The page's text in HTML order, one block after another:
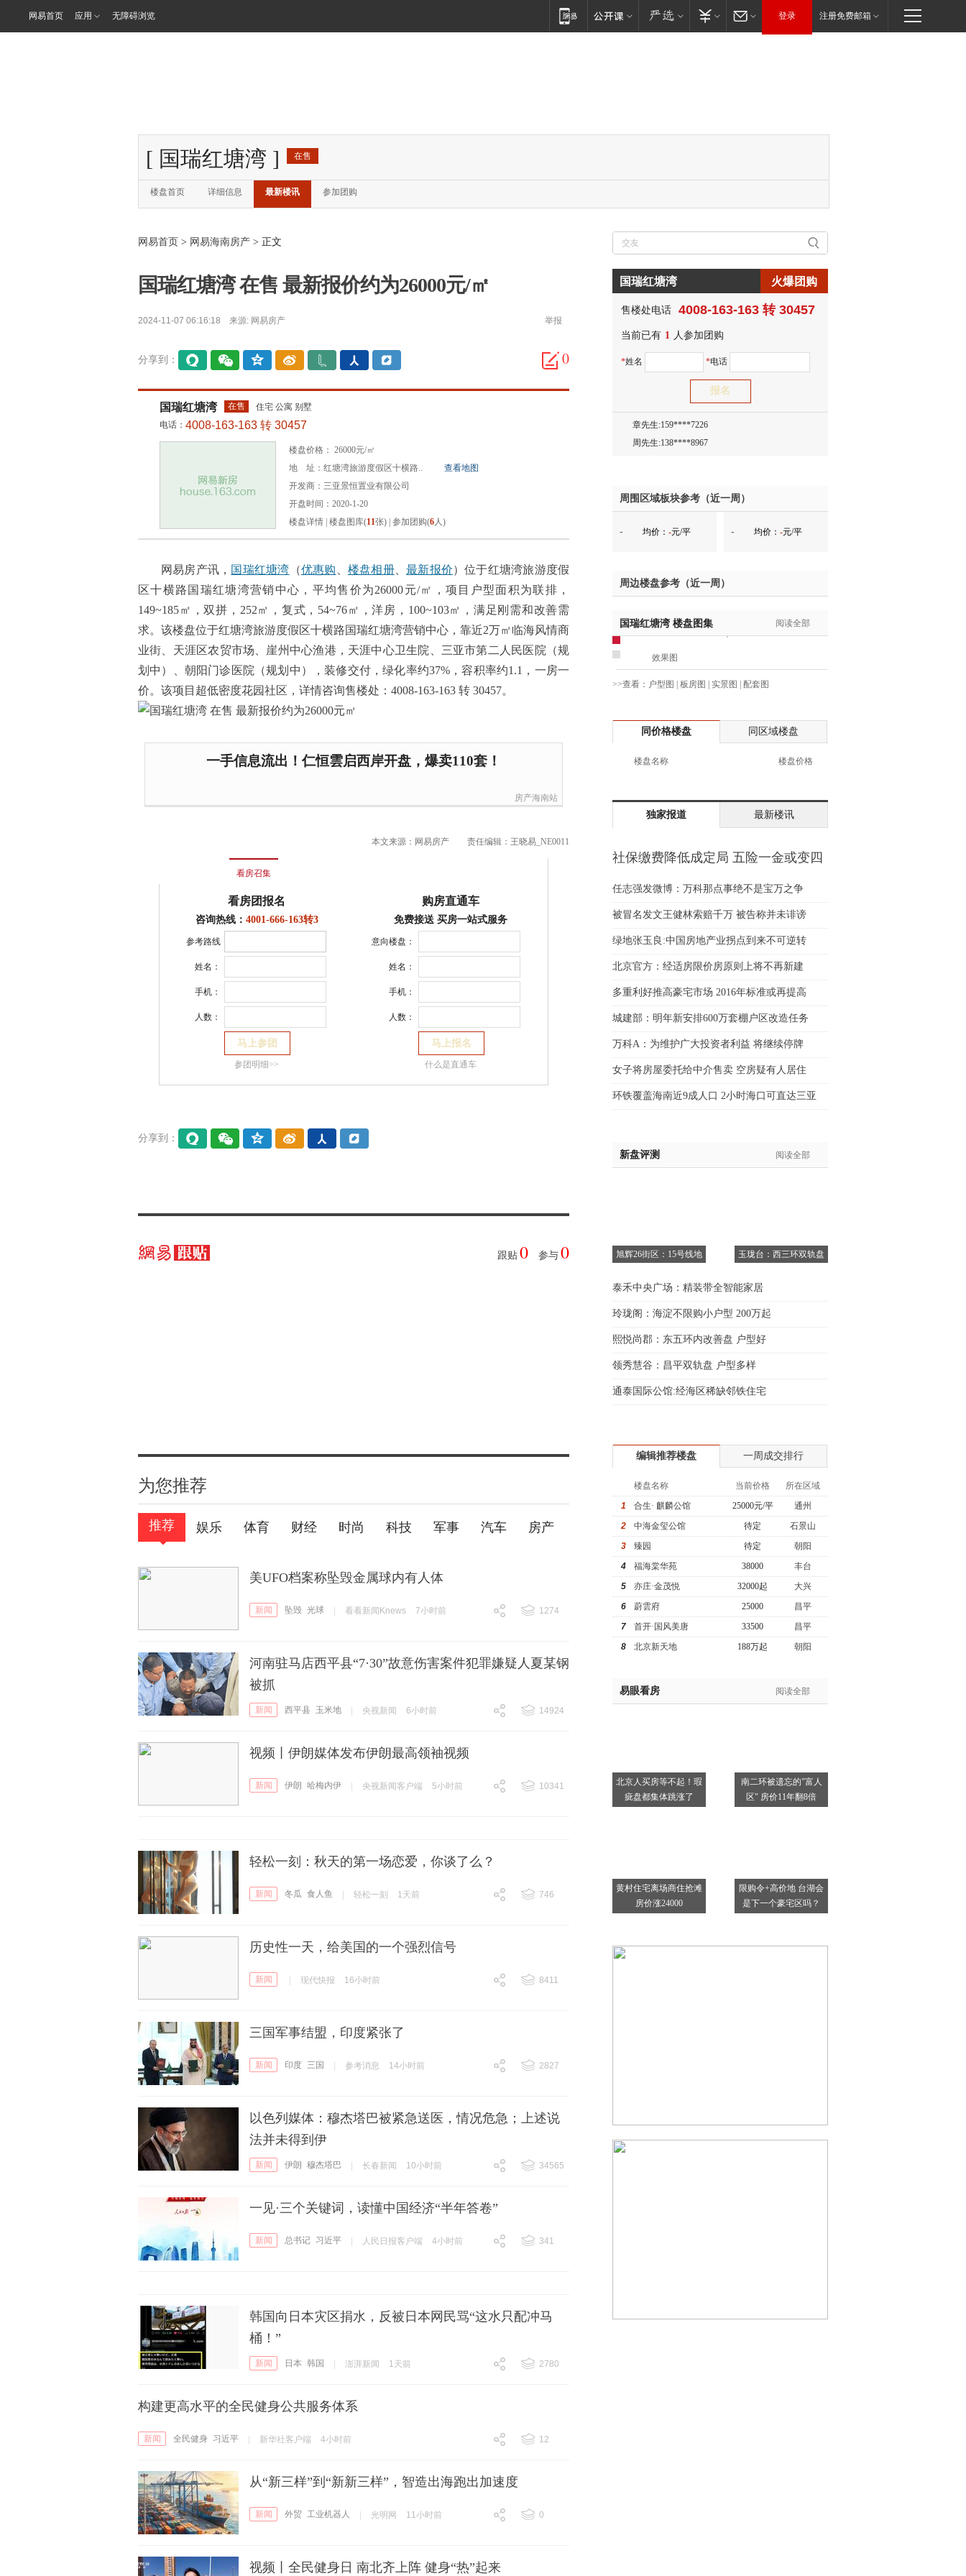
网易首页 应用 无障碍浏览 登录 注册免费邮箱
[ 国瑞红塘湾 ] 在售
楼盘首页 详细信息 最新楼讯 参加团购
网易首页 > 网易海南房产 > 正文
国瑞红塘湾 在售 最新报价约为26000元/㎡
2024-11-07 06:16:18 来源: 网易房产 举报
0
分享到：
间
国瑞红塘湾 在售
住宅 公寓 别墅
电话： 4008-163-163 转 30457
楼盘价格： 26000元/㎡
地 址：红塘湾旅游度假区十横路..
查看地图
开发商：三亚景恒置业有限公司
开盘时间：2020-1-20
楼盘详情 楼盘图库(11张) 参加团购(6人)
网易房产讯， 国瑞红塘湾 （优惠购 楼盘相册、最新报价）位于红塘湾旅游度假
区十横路国瑞红塘湾营销中心，平均售价为26000元/㎡，项目户型面积为联排，
149~185㎡，双拼，252㎡，复式，54~76㎡，洋房，100~103㎡，满足刚需和改善需
求。该楼盘位于红塘湾旅游度假区十横路国瑞红塘湾营销中心，靠近2万㎡临海风情商
业街、天涯区农贸市场、崖州中心渔港，天涯中心卫生院、三亚市第二人民医院（规
划中）、朝阳门诊医院（规划中），装修交付，绿化率约37%，容积率约1.1，一房一
价。该项目超低密度花园社区，详情咨询售楼处：4008-163-163 转 30457。
一手信息流出！仁恒雲启西岸开盘，爆卖110套！
房产海南站
本文来源：网易房产 责任编辑：王晓易_NE0011
看房召集
看房团报名
咨询热线： 4001-666-163转3
参考路线
姓名：
手机：
人数：
参团明细>>
购房直通车
免费接送 买房一站式服务
意向楼盘：
姓名：
手机：
人数：
什么是直通车
分享到：
跟贴 0 参与 0
为您推荐
推荐 娱乐 体育 财经 时尚 科技 军事 汽车 房产
美UFO档案称坠毁金属球内有人体
新闻 坠毁 光球 看看新闻Knews 7小时前
1274
河南驻马店西平县“7·30”故意伤害案件犯罪嫌疑人夏某钢
被抓
新闻 西平县 玉米地 央视新闻 6小时前
14924
视频丨伊朗媒体发布伊朗最高领袖视频
新闻 伊朗 哈梅内伊 央视新闻客户端 5小时前
10341
轻松一刻：秋天的第一场恋爱，你谈了么？
新闻 冬瓜 食人鱼 轻松一刻 1天前
746
历史性一天，给美国的一个强烈信号
新闻 现代快报 16小时前
8411
三国军事结盟，印度紧张了
新闻 印度 三国 参考消息 14小时前
2827
以色列媒体：穆杰塔巴被紧急送医，情况危急；上述说
法并未得到伊
新闻 伊朗 穆杰塔巴 长春新闻 10小时前
34565
一见·三个关键词，读懂中国经济“半年答卷”
新闻 总书记 习近平 人民日报客户端 4小时前
341
韩国向日本灾区捐水，反被日本网民骂“这水只配冲马
桶！”
新闻 日本 韩国 澎湃新闻 1天前
2780
构建更高水平的全民健身公共服务体系
新闻 全民健身 习近平 新华社客户端 4小时前
12
从“新三样”到“新新三样”，智造出海跑出加速度
新闻 外贸 工业机器人 光明网 11小时前
0
视频丨全民健身日 南北齐上阵 健身“热”起来
国瑞红塘湾 火爆团购
售楼处电话 4008-163-163 转 30457
当前已有 1 人参加团购
*姓名 *电话
胡先生:150****0731
邓先生:138****8083
蒋女士:186****7681
杨先生:134****5158
章先生:159****7226
周先生:138****8967
谢女士:135****3735
魏女士:138****0324
吴先生:139****9780
魏女士:183****9105
吴小姐:139****6438
姚先生:137****6367
胡先生:150****0731
蒋女士:186****7681
杨先生:134****5158
章先生:159****7226
林女士:136****3668
谢女士:135****3735
魏女士:138****0324
韩女士:158****2390
蔡女士:138****2322
赵先生:139****8548
吴小姐:139****6438
黄先生:138****7263
于女士:182****8478
周围区域板块参考（近一周）
- 均价： -元/平 - 均价： -元/平
周边楼盘参考（近一周）
国瑞红塘湾 楼盘图集 阅读全部
效果图
>>查看： 户型图 | 板房图 | 实景图 | 配套图
同价格楼盘 同区域楼盘
楼盘名称 楼盘价格
独家报道 最新楼讯
社保缴费降低成定局 五险一金或变四
任志强发微博：万科那点事绝不是宝万之争
被冒名发文王健林索赔千万 被告称并未诽谤
绿地张玉良:中国房地产业拐点到来不可逆转
北京官方：经适房限价房原则上将不再新建
多重利好推高豪宅市场 2016年标准或再提高
城建部：明年新安排600万套棚户区改造任务
万科A：为维护广大投资者利益 将继续停牌
女子将房屋委托给中介售卖 空房疑有人居住
环铁覆盖海南近9成人口 2小时海口可直达三亚
新盘评测 阅读全部
旭辉26街区：15号线地 玉珑台：西三环双轨盘
泰禾中央广场：精装带全智能家居
玲珑阁：海淀不限购小户型 200万起
熙悦尚郡：东五环内改善盘 户型好
领秀慧谷：昌平双轨盘 户型多样
通泰国际公馆:经海区稀缺邻铁住宅
编辑推荐楼盘 一周成交排行
楼盘名称 当前价格
所在区域
1
合生· 麒麟公馆 25000元/平
通州
2
中海金玺公馆 待定
石景山
3
臻园 待定
朝阳
4
福海棠华苑 38000
丰台
5
亦庄·金茂悦 32000起
大兴
6
蔚雲府 25000
昌平
7
首开·国风美唐 33500
昌平
8
北京新天地 188万起 朝阳
易眼看房 阅读全部
北京人买房等不起！瑕
疵盘都集体跳涨了
南二环被遗忘的"富人
区" 房价11年翻8倍
黄村住宅离场商住抢滩
房价涨24000
限购令+高价地 台湖会
是下一个豪宅区吗？